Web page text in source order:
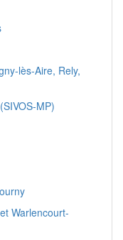
lès-Aire, Rely,
MP)
Warlencourt-